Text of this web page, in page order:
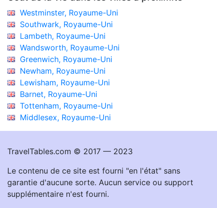
Westminster, Royaume-Uni
Southwark, Royaume-Uni
Lambeth, Royaume-Uni
Wandsworth, Royaume-Uni
Greenwich, Royaume-Uni
Newham, Royaume-Uni
Lewisham, Royaume-Uni
Barnet, Royaume-Uni
Tottenham, Royaume-Uni
Middlesex, Royaume-Uni
TravelTables.com © 2017 — 2023
Le contenu de ce site est fourni "en l'état" sans
garantie d'aucune sorte. Aucun service ou support
supplémentaire n'est fourni.